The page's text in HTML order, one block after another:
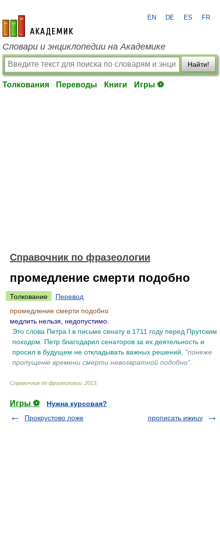
academic.ru
EN DE ES FR
Словари и энциклопедии на Академике
Найти!
Толкования Переводы Книги Игры ⚽
Справочник по фразеологии
промедление смерти подобно
Толкование
Перевод
промедление смерти подобно
медлить нельзя, недопустимо.
Это слова Петра I в письме сенату в 1711 году перед Прутским
походом. Петр благодарил сенаторов за их деятельность и
просил в будущем не откладывать важных решений, “понеже
пропущенiе времени смерти невозвратной подобно”
Справочник по фразеологии 2013
Игры ⚽
Нужна курсовая?
Прокрустово ложе
прописать ижицу